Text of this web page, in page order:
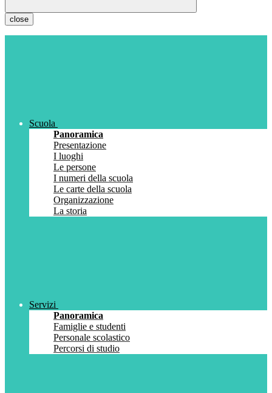
close
Scuola
Panoramica
Presentazione
I luoghi
Le persone
I numeri della scuola
Le carte della scuola
Organizzazione
La storia
Servizi
Panoramica
Famiglie e studenti
Personale scolastico
Percorsi di studio